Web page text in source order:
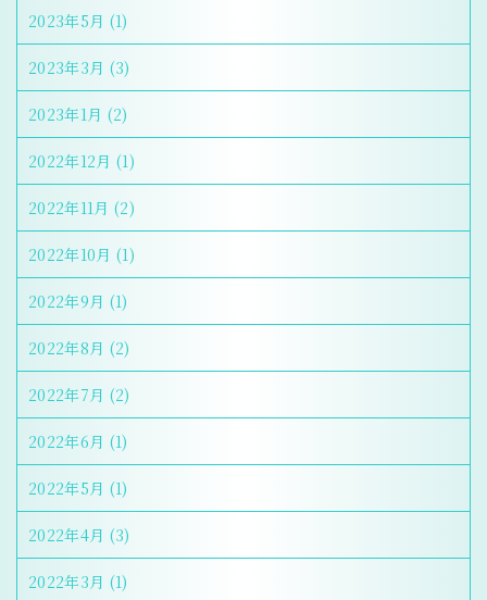
2023年5月 (1)
2023年3月 (3)
2023年1月 (2)
2022年12月 (1)
2022年11月 (2)
2022年10月 (1)
2022年9月 (1)
2022年8月 (2)
2022年7月 (2)
2022年6月 (1)
2022年5月 (1)
2022年4月 (3)
2022年3月 (1)